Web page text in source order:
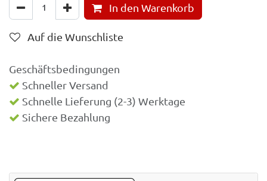
In den Warenkorb
Auf die Wunschliste
Geschäftsbedingungen
Schneller Versand
Schnelle Lieferung (2-3) Werktage
Sichere Bezahlung